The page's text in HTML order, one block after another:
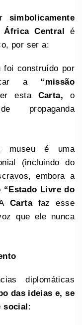
simbolicamente
Central
é
por ser a:
foi construído por
a “missão
esta Carta, o
propaganda
museu é uma
(incluindo do
embora a
“Estado Livre do
Cartafaz esse
que ele nunca
diplomáticas
das ideias e, se
: